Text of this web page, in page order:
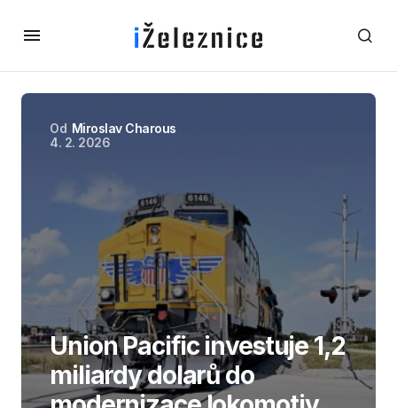
Od Miroslav Charous
4. 2. 2026
Union Pacific investuje 1,2
miliardy dolarů do